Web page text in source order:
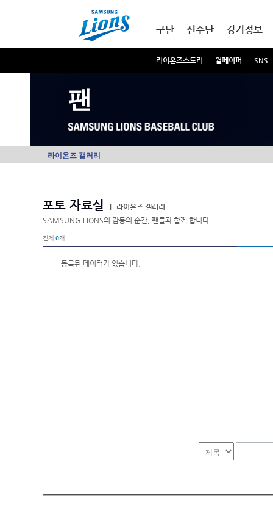
구단 선수단 경기정보
라이온즈스토리 월페이퍼 SNS
팬
라이온즈 갤러리
포토 자료실
라이온즈 갤러리
SAMSUNG LIONS의 감동의 순간, 팬들과 함께 합니다.
전체 0개
등록된 데이터가 없습니다.